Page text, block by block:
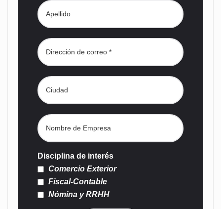
Disciplina de interés
Comercio Exterior
Fiscal-Contable
Nómina y RRHH